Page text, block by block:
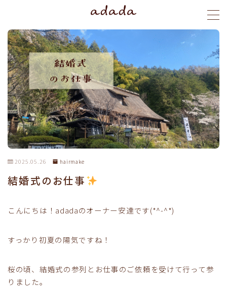
MENU
menu
blog
stylist
2025.05.26 hairmake
結婚式のお仕事
こんにちは！adadaのオーナー安達です(*^-^*)
すっかり初夏の陽気ですね！
桜の頃、結婚式の参列とお仕事のご依頼を受けて行って参
りました。